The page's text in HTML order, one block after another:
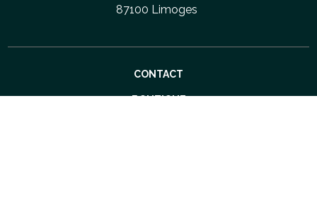
87100 Limoges
CONTACT
BOUTIQUE